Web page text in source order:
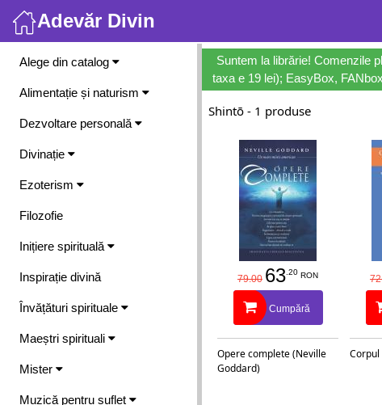
Adevăr Divin
Meniu
Alege din catalog
Alimentație și naturism
Dezvoltare personală
Divinație
Ezoterism
Filozofie
Inițiere spirituală
Inspirație divină
Învățături spirituale
Maeștri spirituali
Mister
Muzică pentru suflet
Suntem la librărie! Comenzile
taxa e 19 lei); EasyBox,
Shintō - 1 produse
79.00 63 .20 RON
Cumpără
Opere complete (Neville
Goddard)